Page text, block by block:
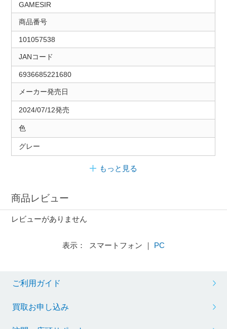
GAMESIR
商品番号
101057538
JANコード
6936685221680
メーカー発売日
2024/07/12発売
色
グレー
もっと見る
商品レビュー
レビューがありません
表示： スマートフォン ｜ PC
ご利用ガイド
買取お申し込み